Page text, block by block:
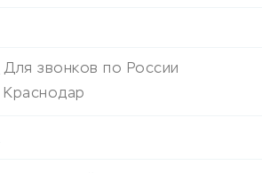
Для звонков по России
Краснодар